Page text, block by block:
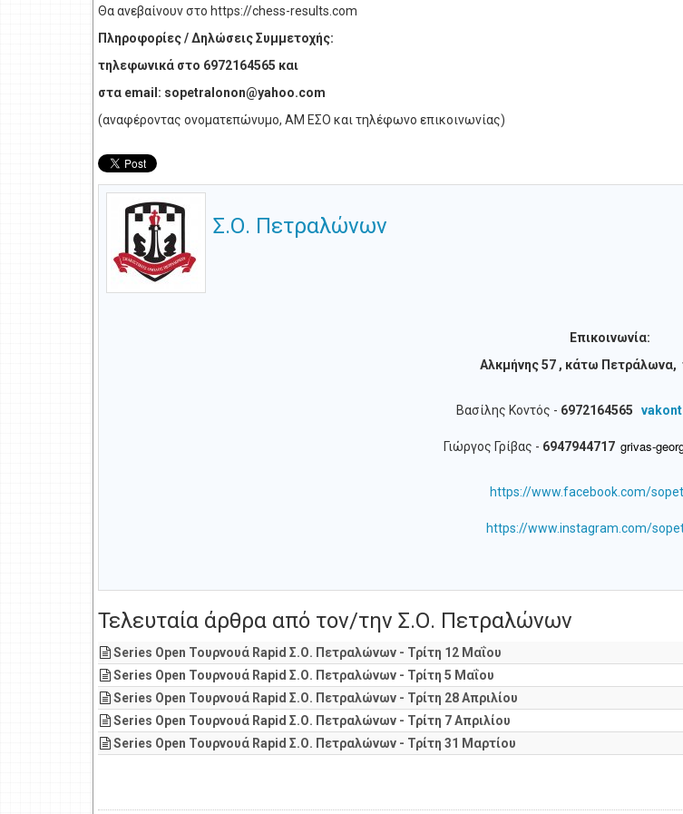
Θα ανεβαίνουν στο https://chess-results.com
Πληροφορίες / Δηλώσεις Συμμετοχής:
τηλεφωνικά στο 6972164565 και
στα email: sopetralonon@yahoo.com
(αναφέροντας ονοματεπώνυμο, ΑΜ ΕΣΟ και τηλέφωνο επικοινωνίας)
Σ.Ο. Πετραλώνων
Επικοινωνία:
Αλκμήνης 57 , κάτω Πετράλωνα,
Βασίλης Κοντός - 6972164565
Γιώργος Γρίβας - 6947944717
https://www.facebook.com/
https://www.instagram.com/
Τελευταία άρθρα από τον/την Σ.Ο. Πετραλώνων
Series Open Τουρνουά Rapid Σ.Ο. Πετραλώνων - Τρίτη 12 Μαΐου
Series Open Τουρνουά Rapid Σ.Ο. Πετραλώνων - Τρίτη 5 Μαΐου
Series Open Τουρνουά Rapid Σ.Ο. Πετραλώνων - Τρίτη 28 Απριλίου
Series Open Τουρνουά Rapid Σ.Ο. Πετραλώνων - Τρίτη 7 Απριλίου
Series Open Τουρνουά Rapid Σ.Ο. Πετραλώνων - Τρίτη 31 Μαρτίου